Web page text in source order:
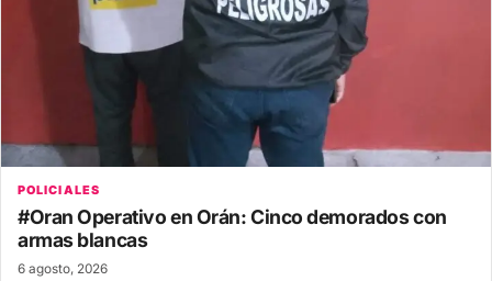
POLICIALES
#Oran Operativo en Orán: Cinco demorados con
armas blancas
6 agosto, 2026